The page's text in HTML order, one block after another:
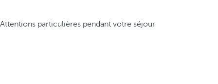
Attentions particulières pendant votre séjour